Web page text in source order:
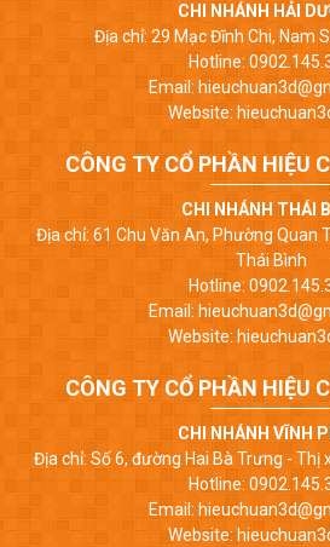
CHI NHÁNH HẢI
Địa chỉ: 29 Mạc Đĩnh Chi, Nam
Hotline:
Email:
Website:
CÔNG TY CỔ PHẦN HIỆU
CHI NHÁNH THÁI
Địa chỉ: 61 Chu Văn An, Phường Quan
Thái Bình
Hotline:
Email:
Website:
CÔNG TY CỔ PHẦN HIỆU
CHI NHÁNH VĨNH
Địa chỉ: Số 6, đường Hai Bà Trưng - Thị
Hotline:
Email:
Website: